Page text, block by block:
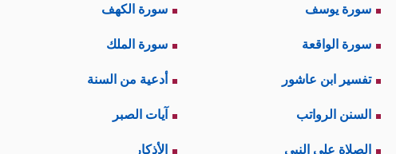
سورة يوسف سورة الكهف
سورة الواقعة سورة الملك
تفسير ابن عاشور أدعية من السنة
السنن الرواتب آيات الصبر
الصلاة على النبي الأذكار